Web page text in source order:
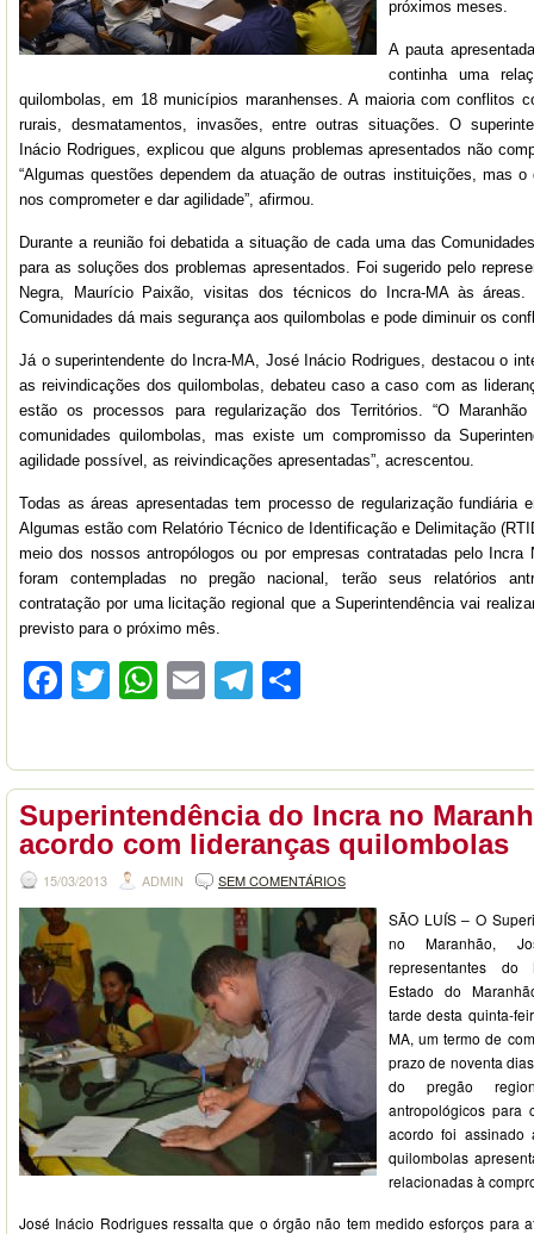
próximos meses.
A pauta
continha uma
quilombolas, em 18 municípios maranhenses. A maioria com conflitos
rurais, desmatamentos, invasões, entre outras situações. O
Inácio Rodrigues, explicou que alguns problemas apresentados não
“Algumas questões dependem da atuação de outras instituições, mas
nos comprometer e dar agilidade”, afirmou.
Durante a reunião foi debatida a situação de cada uma das
para as soluções dos problemas apresentados. Foi sugerido pelo
Negra, Maurício Paixão, visitas dos técnicos do Incra-MA às
Comunidades dá mais segurança aos quilombolas e pode diminuir os
Já o superintendente do Incra-MA, José Inácio Rodrigues, destacou o
as reivindicações dos quilombolas, debateu caso a caso com as
estão os processos para regularização dos Territórios. “O
comunidades quilombolas, mas existe um compromisso da
agilidade possível, as reivindicações apresentadas”, acrescentou.
Todas as áreas apresentadas tem processo de regularização fundiária
Algumas estão com Relatório Técnico de Identificação e Delimitação
meio dos nossos antropólogos ou por empresas contratadas pelo Incra
foram contempladas no pregão nacional, terão seus relatórios
contratação por uma licitação regional que a Superintendência vai
previsto para o próximo mês.
Facebook
Twitter
WhatsApp
EmailTelegram
Superintendência do Incra no
acordo com lideranças quilombolas
15/03/2013 ADMIN SEM COMENTÁRIOS
SÃO LUÍS – O
no Maranhão,
representantes do
Estado do
tarde desta quinta-
MA, um termo de
prazo de noventa
do pregão
antropológicos para
acordo foi assinado
quilombolas
relacionadas à
José Inácio Rodrigues ressalta que o órgão não tem medido esforços para